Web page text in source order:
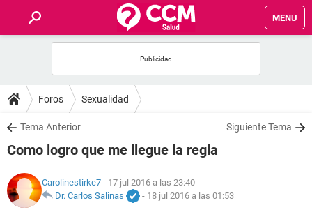
MENU
FOROS
SALUD
NUTRICIÓN
Foros Sexualidad
Tema Anterior Siguiente Tema
Como logro que me llegue la regla
Carolinestirke7 - 17 jul 2016 a las 23:40
Dr. Carlos Salinas
- 18 jul 2016 a las 01:53